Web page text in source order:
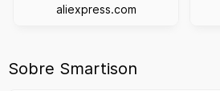
aliexpress.com
Sobre Smartison